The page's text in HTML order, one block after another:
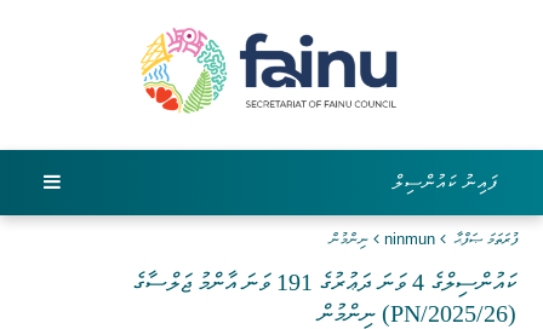
ފައިނު ކައުންސިލް
ފުރަތަމަ ޞަފްޙާ ninmun ނިންމުން
ކައުންސިލްގެ 4 ވަނަ ދަޢުރުގެ 191 ވަނަ އާންމު ޖަލްސާގެ
(PN/2025/26) ނިންމުން